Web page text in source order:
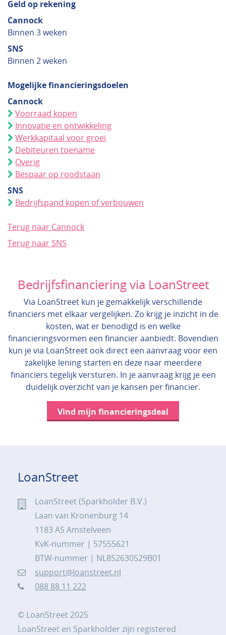
Geld op rekening
Cannock
Binnen 3 weken
SNS
Binnen 2 weken
Mogelijke financieringsdoelen
Cannock
Voorraad kopen
Innovatie en ontwikkeling
Werkkapitaal voor groei
Debiteuren toename
Overig
Bespaar op roodstaan
SNS
Bedrijfspand kopen of verbouwen
Terug naar Cannock
Terug naar SNS
Bedrijfsfinanciering via LoanStreet
Via LoanStreet kun je gemakkelijk verschillende
financiers met elkaar vergelijken. Zo krijg je inzicht in de
kosten, wat er benodigd is en welke
financieringsvormen een financier aanbiedt. Bovendien
kun je via LoanStreet ook direct een aanvraag voor een
zakelijke lening starten en deze naar meerdere
financiers tegelijk versturen. In je aanvraag krijg je een
duidelijk overzicht van je kansen per financier.
Vind mijn financieringsdeal
LoanStreet
LoanStreet (Sparkholder B.V.)
Laan van Kronenburg 14
1183 AS Amstelveen
KvK-nummer | 57555621
BTW-nummer | NL852630529B01
support@loanstreet.nl
088 88 11 222
© LoanStreet 2025
LoanStreet en Sparkholder zijn registered